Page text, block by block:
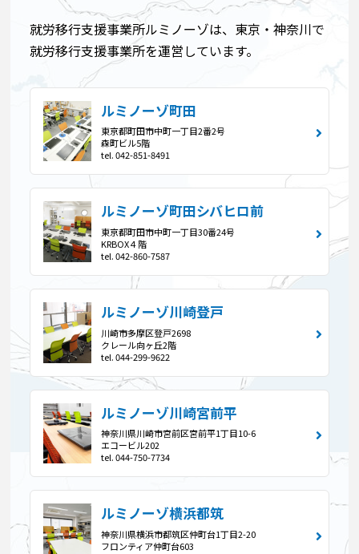
就労移行支援事業所ルミノーゾは、東京・神奈川で
就労移行支援事業所を運営しています。
ルミノーゾ町田
東京都町田市中町一丁目2番2号
森町ビル5階
tel. 042-851-8491
ルミノーゾ町田シバヒロ前
東京都町田市中町一丁目30番24号
KRBOX４階
tel. 042-860-7587
ルミノーゾ川崎登戸
川崎市多摩区登戸2698
クレール向ヶ丘2階
tel. 044-299-9622
ルミノーゾ川崎宮前平
神奈川県川崎市宮前区宮前平1丁目10-6
エコービル202
tel. 044-750-7734
ルミノーゾ横浜都筑
神奈川県横浜市都筑区仲町台1丁目2-20
フロンティア仲町台603